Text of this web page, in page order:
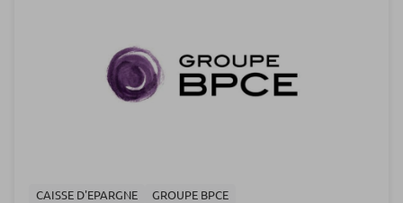
CAISSE D'EPARGNE GROUPE BPCE